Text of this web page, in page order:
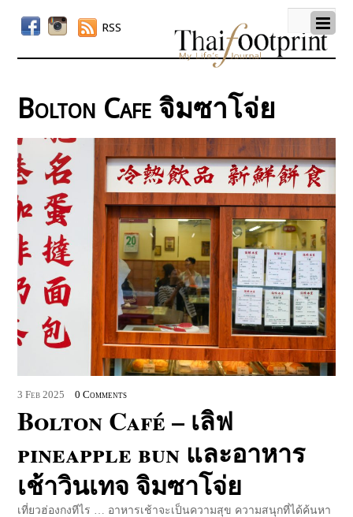
RSS
Bolton Cafe จิมซาโจ่ย
3 Feb 2025 0 Comments
Bolton Café – เลิฟ
pineapple bun และอาหาร
เช้าวินเทจ จิมซาโจ่ย
เที่ยวฮ่องกงทีไร … อาหารเช้าจะเป็นความสุข ความสนุกที่ได้ค้นหา